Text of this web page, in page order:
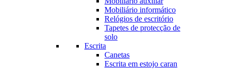
Mobiliário informático
Relógios de escritório
Tapetes de protecção de
solo
Escrita
Canetas
Escrita em estojo caran